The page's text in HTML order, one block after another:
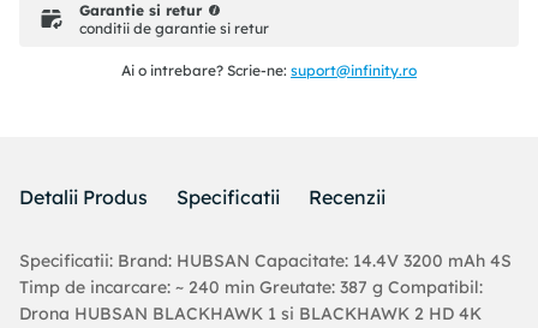
Garantie si retur
conditii de garantie si retur
Ai o intrebare? Scrie-ne: suport@infinity.ro
Detalii Produs Specificatii Recenzii
Specificatii: Brand: HUBSAN Capacitate: 14.4V 3200 mAh 4S
Timp de incarcare: ~ 240 min Greutate: 387 g Compatibil:
Drona HUBSAN BLACKHAWK 1 si BLACKHAWK 2 HD 4K